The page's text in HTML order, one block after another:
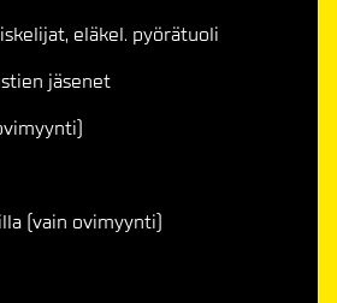
eläkel. pyörätuoli
jäsenet
(vain ovimyynti)